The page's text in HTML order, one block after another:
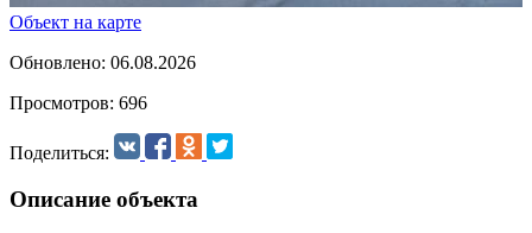
Объект на карте
Обновлено: 06.08.2026
Просмотров: 696
Поделиться:
Описание объекта